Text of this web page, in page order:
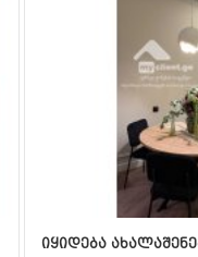
იყიდება